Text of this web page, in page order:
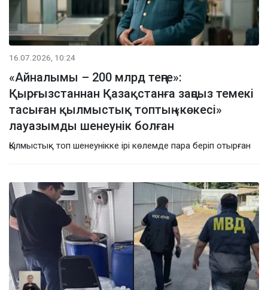
16.07.2026, 10:24
«Айналымы – 200 млрд теңге»:
Қырғызстаннан Қазақстанға заңсыз темекі
тасыған қылмыстық топтың «көкесі»
лауазымды шенеунік болған
Қылмыстық топ шенеунікке ірі көлемде пара беріп отырған